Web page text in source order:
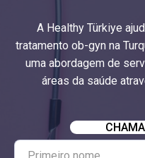
A Healthy Türkiye
tratamento ob-gyn na
uma abordagem de
áreas da saúde